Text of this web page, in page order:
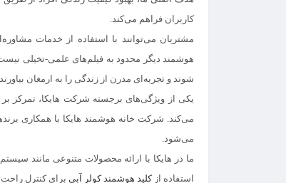
کاربران فراهم می‌کند.
مشتریان می‌توانند با استفاده از خدمات
هوشمند دیگر محدود به فیلم‌های علمی-تخیلی
شوند و تجربه‌ای مدرن از زندگی را به ارمغان
یکی از ویژگی‌های برجسته شرکت هایکا، تمرکز
می‌کند. شرکت خانه هوشمندهایکا با همکاری
می‌شود.
ما در هایکا با ارائه محصولات متنوعی مانند
استفاده ازکلید هوشمند کولر آبی برای کنترل